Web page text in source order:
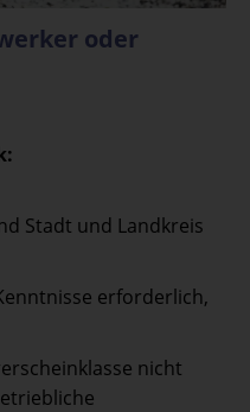
oder
Stadt und Landkreis
erforderlich,
nicht